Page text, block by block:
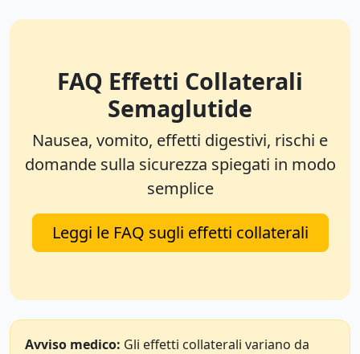
FAQ Effetti Collaterali
Semaglutide
Nausea, vomito, effetti digestivi, rischi e
domande sulla sicurezza spiegati in modo
semplice
Leggi le FAQ sugli effetti collaterali
Avviso medico: Gli effetti collaterali variano da